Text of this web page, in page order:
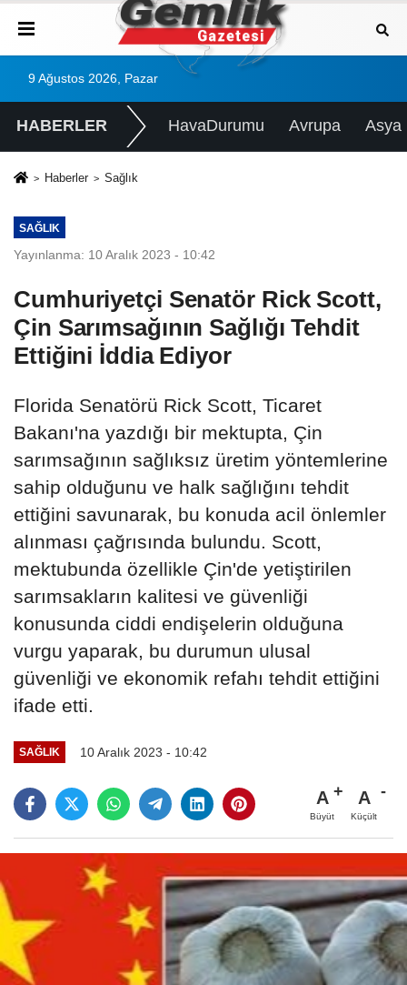
9 Ağustos 2026, Pazar
HABERLER HavaDurumu Avrupa Asya
Haberler Sağlık
SAĞLIK
Yayınlanma: 10 Aralık 2023 - 10:42
Cumhuriyetçi Senatör Rick Scott,
Çin Sarımsağının Sağlığı Tehdit
Ettiğini İddia Ediyor
Florida Senatörü Rick Scott, Ticaret
Bakanı'na yazdığı bir mektupta, Çin
sarımsağının sağlıksız üretim yöntemlerine
sahip olduğunu ve halk sağlığını tehdit
ettiğini savunarak, bu konuda acil önlemler
alınması çağrısında bulundu. Scott,
mektubunda özellikle Çin'de yetiştirilen
sarımsakların kalitesi ve güvenliği
konusunda ciddi endişelerin olduğuna
vurgu yaparak, bu durumun ulusal
güvenliği ve ekonomik refahı tehdit ettiğini
ifade etti.
SAĞLIK 10 Aralık 2023 - 10:42
A
Büyüt
A
Küçült